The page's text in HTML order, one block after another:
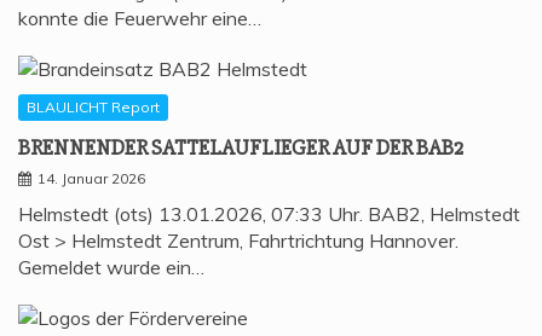
konnte die Feuerwehr eine…
BLAULICHT Report
BREN­NEN­DER SAT­TEL­AUF­LIE­GER AUF DER BAB2
14. Januar 2026
Helmstedt (ots) 13.01.2026, 07:33 Uhr. BAB2, Helmstedt
Ost > Helmstedt Zentrum, Fahrtrichtung Hannover.
Gemeldet wurde ein…